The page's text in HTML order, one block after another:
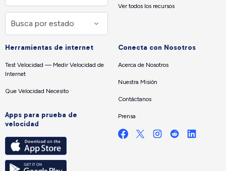
Ver todos los recursos
Herramientas de internet
Test Velocidad — Medir Velocidad de
Internet
Que Velocidad Necesito
Apps para prueba de
velocidad
Conecta con Nosotros
Acerca de Nosotros
Nuestra Misión
Contáctanos
Prensa